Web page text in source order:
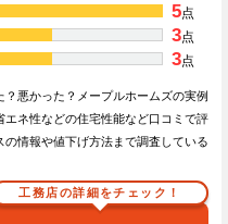
5点
3点
3点
悪かった？メープルホームズの実例
ネ性などの住宅性能など口コミで評
情報や値下げ方法まで調査している
工務店の詳細をチェック！